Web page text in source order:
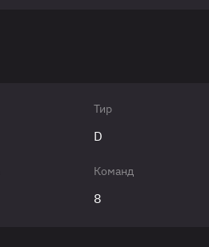
Тир
D
Команд
8